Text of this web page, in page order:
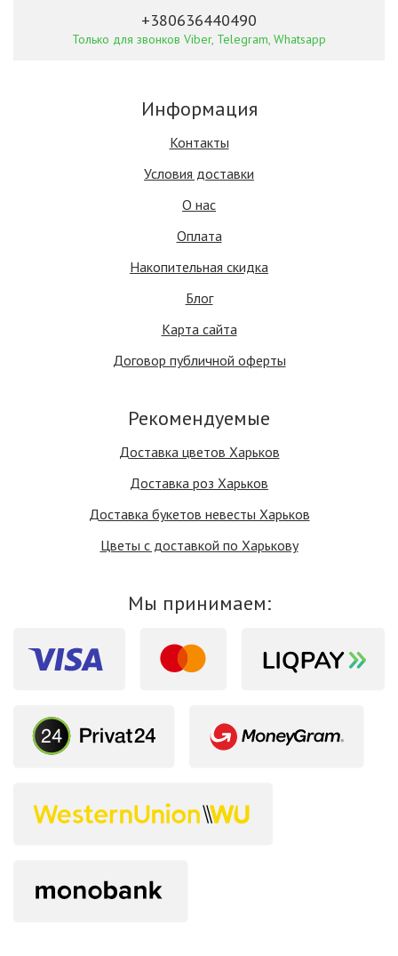
+380636440490
Только для звонков Viber, Telegram, Whatsapp
Информация
Контакты
Условия доставки
О нас
Оплата
Накопительная скидка
Блог
Карта сайта
Договор публичной оферты
Рекомендуемые
Доставка цветов Харьков
Доставка роз Харьков
Доставка букетов невесты Харьков
Цветы с доставкой по Харькову
Мы принимаем: